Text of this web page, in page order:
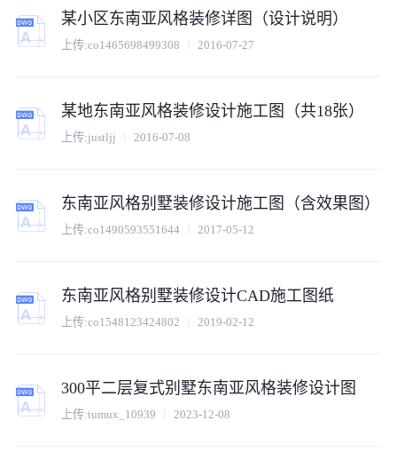
某小区东南亚风格装修详图（设计说明）
上传:co1465698499308 2016-07-27
某地东南亚风格装修设计施工图（共18张）
上传:justljj 2016-07-08
东南亚风格别墅装修设计施工图（含效果图）
上传:co1490593551644 2017-05-12
东南亚风格别墅装修设计CAD施工图纸
上传:co1548123424802 2019-02-12
300平二层复式别墅东南亚风格装修设计图
上传:tumux_10939 2023-12-08